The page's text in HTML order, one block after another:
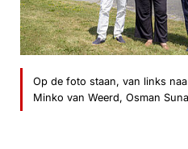
Op de foto staan, van links
Minko van Weerd, Osman